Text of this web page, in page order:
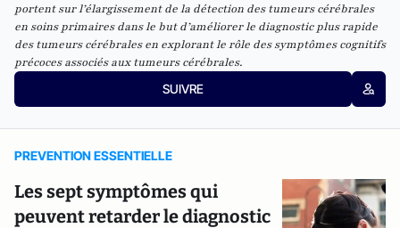
portent sur l’élargissement de la détection des tumeurs cérébrales
en soins primaires dans le but d’améliorer le diagnostic plus rapide
des tumeurs cérébrales en explorant le rôle des symptômes cognitifs
précoces associés aux tumeurs cérébrales.
SUIVRE
PREVENTION ESSENTIELLE
Les sept symptômes qui
peuvent retarder le diagnostic